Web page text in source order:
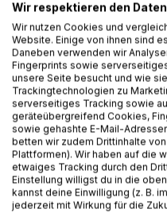
Auf die Merkliste
Titel bewerten
BESCHREIBUNG
Wenn das eigene Kind
Wir respektieren den
Wir nutzen Cookies und
Website. Einige von ihnen sind
Daneben verwenden wir
Fingerprints sowie
unsere Seite besucht und wie
Trackingtechnologien zu
serverseitiges Tracking sowie
geräteübergreifend Cookies,
sowie gehashte E-Mail-
betten wir zudem Drittinhalte
Plattformen). Wir haben auf die
etwaiges Tracking durch den
Einstellung willigst du in die
kannst deine Einwilligung (z. B.
jederzeit mit Wirkung für die